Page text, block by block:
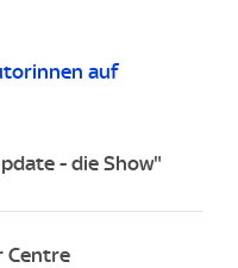
auf
- die Show"
Centre